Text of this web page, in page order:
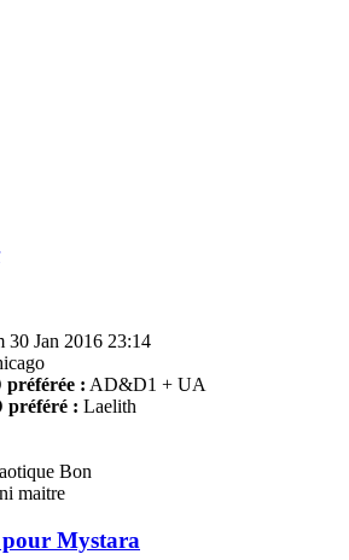
30 Jan 2016 23:14
: AD&D1 + UA
préféré : Laelith
Bon
maitre
pour Mystara